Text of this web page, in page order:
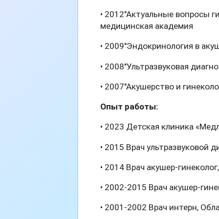
• 2012"Актуальные вопросы
медицинская академия
• 2009"Эндокринология в
• 2008"Ультразвуковая
• 2007"Акушерство и
Опыт работы:
• 2023 Детская клиника
• 2015 Врач ультразвуковой
• 2014 Врач акушер-
• 2002-2015 Врач акушер-
• 2001-2002 Врач интерн,